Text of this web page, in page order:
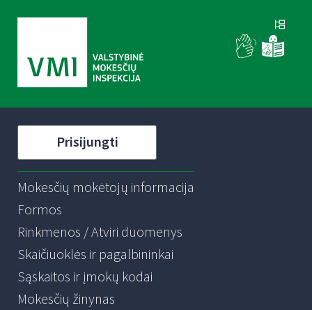
Prisijungti
Mokesčių mokėtojų informacija
Formos
Rinkmenos / Atviri duomenys
Skaičiuoklės ir pagalbininkai
Sąskaitos ir įmokų kodai
Mokesčių žinynas